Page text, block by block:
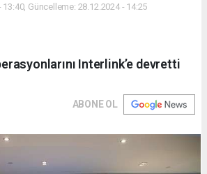
13:40, Güncelleme: 28.12.2024 - 14:25
Interlink’e devretti
ABONE OL